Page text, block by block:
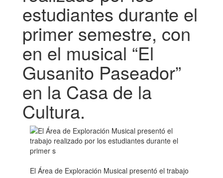
estudiantes durante el
primer semestre, con
en el musical “El
Gusanito Paseador”
en la Casa de la
Cultura.
El Área de Exploración Musical presentó el trabajo